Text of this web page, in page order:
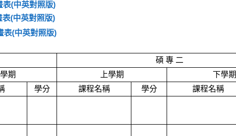
(中英對照版)
(中英對照版)
(中英對照版)
碩 專 二
期 上學期
下學期
學分 課程名稱 學分 課程名稱